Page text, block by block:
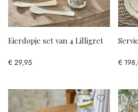
Eierdopje set van 4 Lilligret
€ 29,95 €